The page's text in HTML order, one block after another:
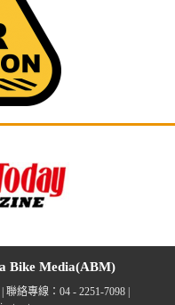
Bike Media(ABM)
絡專線：04 - 2251-7098 |